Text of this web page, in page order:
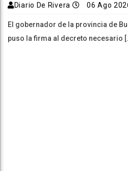
Diario De Rivera 06 Ago
El gobernador de la provincia de
puso la firma al decreto necesario